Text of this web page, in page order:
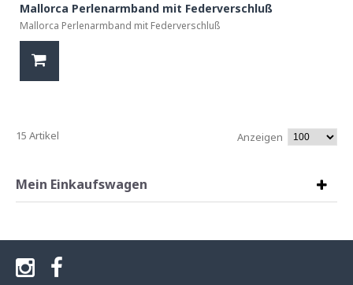
Mallorca Perlenarmband mit Federverschluß
Mallorca Perlenarmband mit Federverschluß
15 Artikel Anzeigen
Mein Einkaufswagen